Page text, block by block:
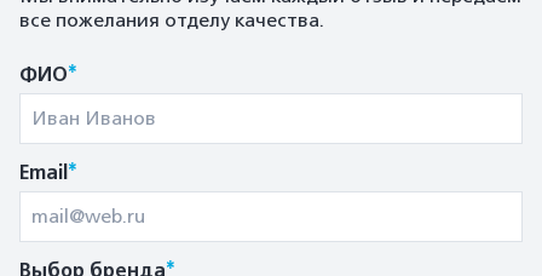
все пожелания отделу качества.
ФИО*
Email*
Выбор бренда*